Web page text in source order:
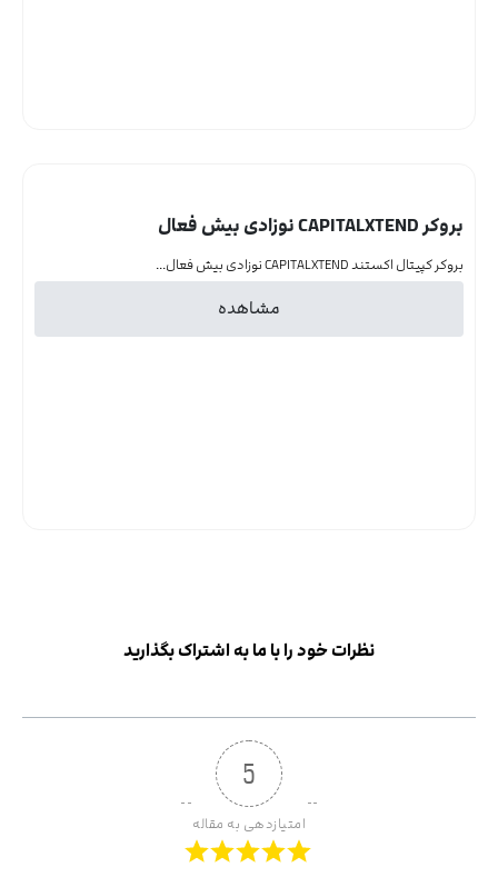
بروکر CAPITALXTEND نوزادی بیش فعال
بروکر کپیتال اکستند CAPITALXTEND نوزادی بیش فعال...
مشاهده
نظرات خود را با ما به اشتراک بگذارید
5
امتیازدهی به مقاله